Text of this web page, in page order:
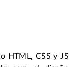
HTML, CSS y JS